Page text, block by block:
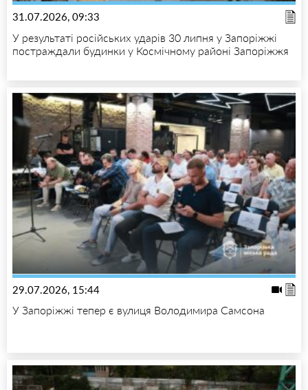
31.07.2026, 09:33
У результаті російських ударів 30 липня у Запоріжжі
постраждали будинки у Космічному районі Запоріжжя
29.07.2026, 15:44
У Запоріжжі тепер є вулиця Володимира Самсона